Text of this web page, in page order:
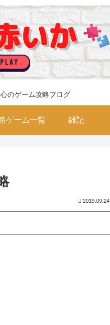
のゲーム攻略ブログ
ゲーム一覧 雑記
2019.09.24